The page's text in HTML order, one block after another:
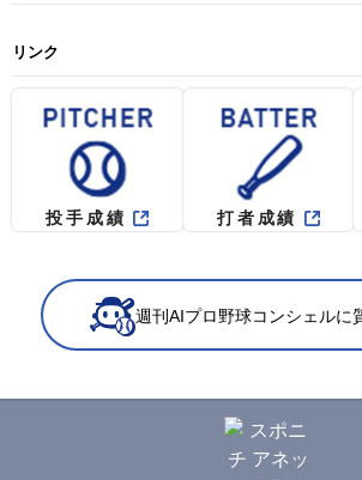
リンク
投手成績 打者成績
週刊AIプロ野球コンシェルに